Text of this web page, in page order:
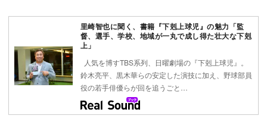
里崎智也に聞く、書籍『下剋上球児』の魅力「監
督、選手、学校、地域が一丸で成し得た壮大な下剋
上」
人気を博すTBS系列、日曜劇場の『下剋上球児』。
鈴木亮平、黒木華らの安定した演技に加え、野球部員
役の若手俳優らが回を追うごと…